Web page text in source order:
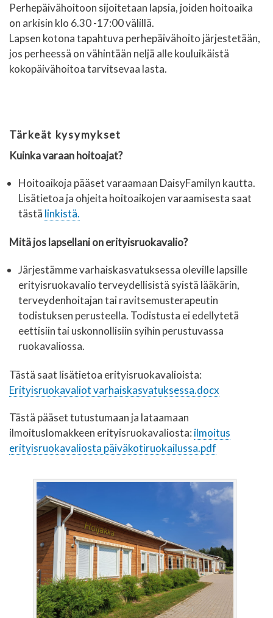
Perhepäivähoitoon sijoitetaan lapsia, joiden hoitoaika
on arkisin klo 6.30 -17:00 välillä.
Lapsen kotona tapahtuva perhepäivähoito järjestetään,
jos perheessä on vähintään neljä alle kouluikäistä
kokopäivähoitoa tarvitsevaa lasta.
Tärkeät kysymykset
Kuinka varaan hoitoajat?
Hoitoaikoja pääset varaamaan DaisyFamilyn kautta.
Lisätietoa ja ohjeita hoitoaikojen varaamisesta saat
tästä linkistä.
Mitä jos lapsellani on erityisruokavalio?
Järjestämme varhaiskasvatuksessa oleville lapsille
erityisruokavalio terveydellisistä syistä lääkärin,
terveydenhoitajan tai ravitsemusterapeutin
todistuksen perusteella. Todistusta ei edellytetä
eettisiin tai uskonnollisiin syihin perustuvassa
ruokavaliossa.
Tästä saat lisätietoa erityisruokavalioista:
Erityisruokavaliot varhaiskasvatuksessa.docx
Tästä pääset tutustumaan ja lataamaan
ilmoituslomakkeen erityisruokavaliosta: ilmoitus
erityisruokavaliosta päiväkotiruokailussa.pdf